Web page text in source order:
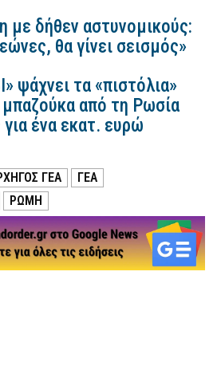
με δήθεν αστυνομικούς:
θα γίνει σεισμός»
ψάχνει τα «πιστόλια»
από τη Ρωσία
ένα εκατ. ευρώ
ΓΕΑ
ΓΕΑ
ΡΩΜΗ